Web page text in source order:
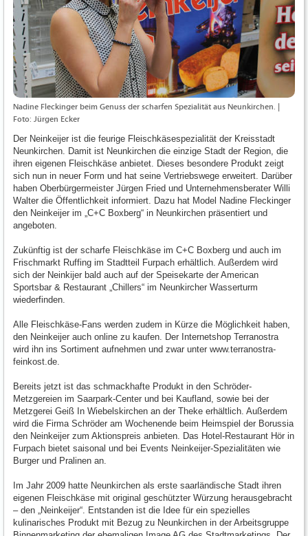
Nadine Fleckinger beim Genuss der scharfen Spezialität aus Neunkirchen. |
Foto: Jürgen Ecker
Der Neinkeijer ist die feurige Fleischkäsespezialität der Kreisstadt
Neunkirchen. Damit ist Neunkirchen die einzige Stadt der Region, die
ihren eigenen Fleischkäse anbietet. Dieses besondere Produkt zeigt
sich nun in neuer Form und hat seine Vertriebswege erweitert. Darüber
haben Oberbürgermeister Jürgen Fried und Unternehmensberater Willi
Walter die Öffentlichkeit informiert. Dazu hat Model Nadine Fleckinger
den Neinkeijer im „C+C Boxberg“ in Neunkirchen präsentiert und
angeboten.
Zukünftig ist der scharfe Fleischkäse im C+C Boxberg und auch im
Frischmarkt Ruffing im Stadtteil Furpach erhältlich. Außerdem wird
sich der Neinkijer bald auch auf der Speisekarte der American
Sportsbar & Restaurant „Chillers“ im Neunkircher Wasserturm
wiederfinden.
Alle Fleischkäse-Fans werden zudem in Kürze die Möglichkeit haben,
den Neinkeijer auch online zu kaufen. Der Internetshop Terranostra
wird ihn ins Sortiment aufnehmen und zwar unter www.terranostra-
feinkost.de.
Bereits jetzt ist das schmackhafte Produkt in den Schröder-
Metzgereien im Saarpark-Center und bei Kaufland, sowie bei der
Metzgerei Geiß In Wiebelskirchen an der Theke erhältlich. Außerdem
wird die Firma Schröder am Wochenende beim Heimspiel der Borussia
den Neinkeijer zum Aktionspreis anbieten. Das Hotel-Restaurant Hör in
Furpach bietet saisonal und bei Events Neinkeijer-Spezialitäten wie
Burger und Pralinen an.
Im Jahr 2009 hatte Neunkirchen als erste saarländische Stadt ihren
eigenen Fleischkäse mit original geschützter Würzung herausgebracht
– den „Neinkeijer“. Entstanden ist die Idee für ein spezielles
kulinarisches Produkt mit Bezug zu Neunkirchen in der Arbeitsgruppe